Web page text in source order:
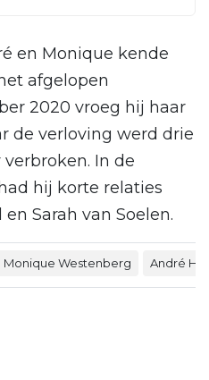
en Monique kende
afgelopen
2020 vroeg hij haar
de verloving werd drie
In de
hij korte relaties
Sarah van Soelen.
Monique Westenberg André